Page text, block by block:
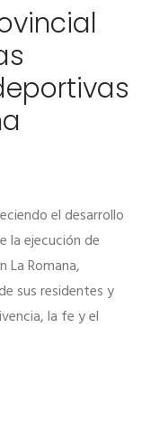
el desarrollo
la ejecución de
Romana,
sus residentes y
la fe y el